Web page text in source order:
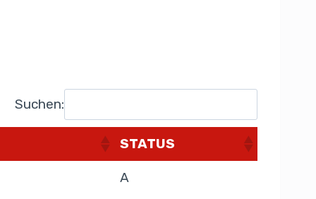
Suchen:
STATUS
A